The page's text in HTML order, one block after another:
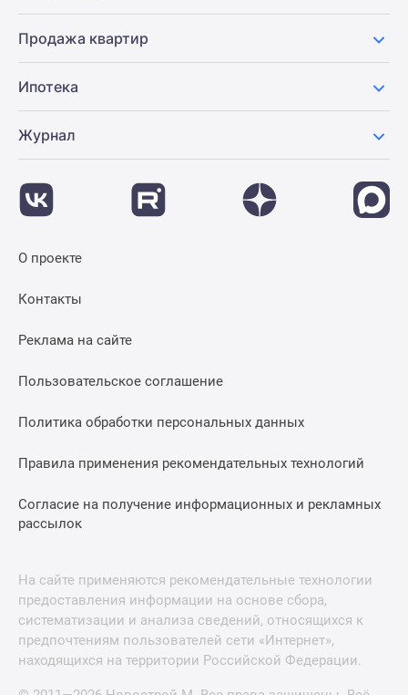
Продажа квартир
Ипотека
Журнал
О проекте
Контакты
Реклама на сайте
Пользовательское соглашение
Политика обработки персональных данных
Правила применения рекомендательных технологий
Согласие на получение информационных и рекламных
рассылок
На сайте применяются рекомендательные технологии
предоставления информации на основе сбора,
систематизации и анализа сведений, относящихся к
предпочтениям пользователей сети «Интернет»,
находящихся на территории Российской Федерации.